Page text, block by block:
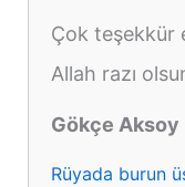
Çok teşekkür
Allah razı
Gökçe Aksoy
Rüyada burun